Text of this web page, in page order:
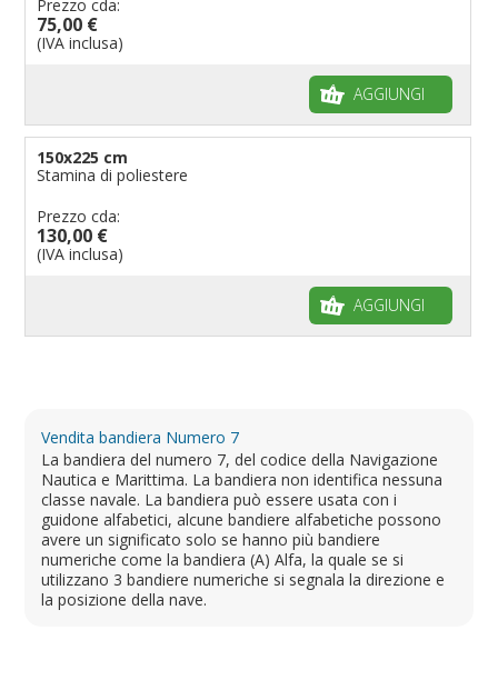
Prezzo cda:
75,00 €
(IVA inclusa)
AGGIUNGI
150x225 cm
Stamina di poliestere
Prezzo cda:
130,00 €
(IVA inclusa)
AGGIUNGI
Vendita bandiera Numero 7
La bandiera del numero 7, del codice della Navigazione
Nautica e Marittima. La bandiera non identifica nessuna
classe navale. La bandiera può essere usata con i
guidone alfabetici, alcune bandiere alfabetiche possono
avere un significato solo se hanno più bandiere
numeriche come la bandiera (A) Alfa, la quale se si
utilizzano 3 bandiere numeriche si segnala la direzione e
la posizione della nave.